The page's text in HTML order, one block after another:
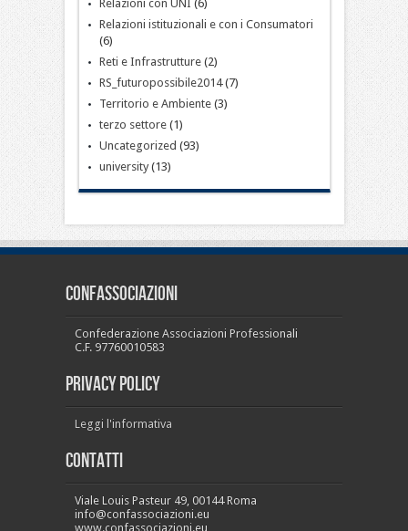
Relazioni con UNI (6)
Relazioni istituzionali e con i Consumatori
(6)
Reti e Infrastrutture(2)
RS_futuropossibile2014(7)
Territorio e Ambiente(3)
terzo settore(1)
Uncategorized (93)
university(13)
CONFASSOCIAZIONI
Confederazione Associazioni Professionali
C.F. 97760010583
PRIVACY POLICY
Leggi l'informativa
Contatti
Viale Louis Pasteur 49, 00144 Roma
info@confassociazioni.eu
www.confassociazioni.eu